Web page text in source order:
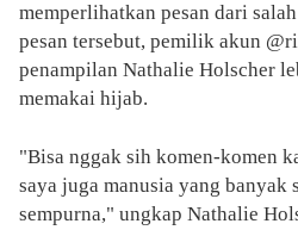
memperlihatkan pesan dari
pesan tersebut, pemilik akun
penampilan Nathalie Holscher
memakai hijab.
"Bisa nggak sih komen-komen
saya juga manusia yang banyak
sempurna," ungkap Nathalie